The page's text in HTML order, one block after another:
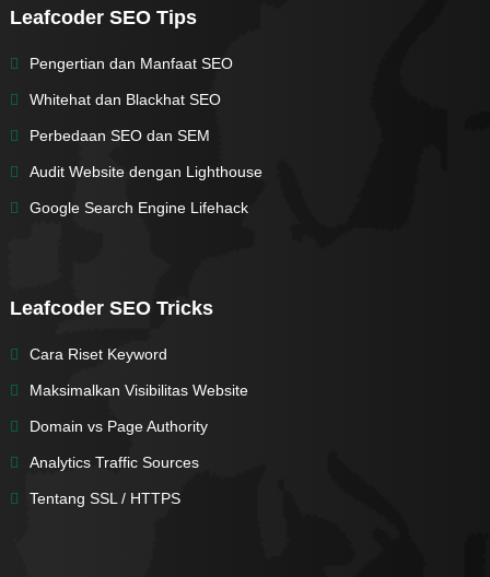
Leafcoder SEO Tips
Pengertian dan Manfaat SEO
Whitehat dan Blackhat SEO
Perbedaan SEO dan SEM
Audit Website dengan Lighthouse
Google Search Engine Lifehack
Leafcoder SEO Tricks
Cara Riset Keyword
Maksimalkan Visibilitas Website
Domain vs Page Authority
Analytics Traffic Sources
Tentang SSL / HTTPS